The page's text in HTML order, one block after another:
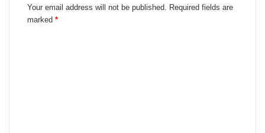
Your email address will not be published. Required fields are
marked *